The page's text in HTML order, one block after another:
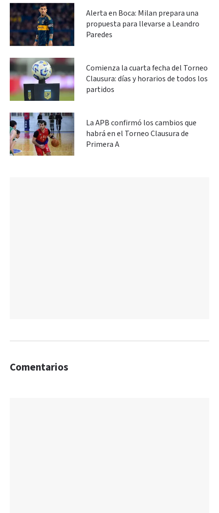
Alerta en Boca: Milan prepara una
propuesta para llevarse a Leandro
Paredes
Comienza la cuarta fecha del Torneo
Clausura: días y horarios de todos los
partidos
La APB confirmó los cambios que
habrá en el Torneo Clausura de
Primera A
Comentarios